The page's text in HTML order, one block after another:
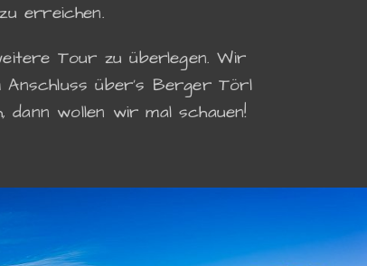
erreichen.
Tour zu überlegen. Wir
Anschluss über's Berger Törl
wollen wir mal schauen!